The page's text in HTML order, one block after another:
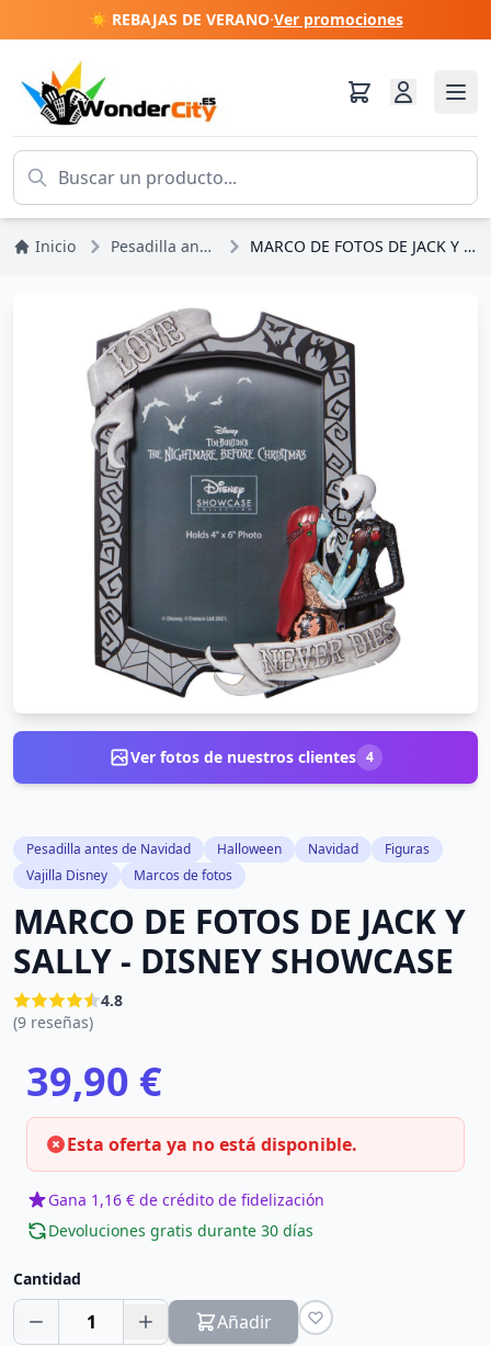
☀️ REBAJAS DE VERANO·Ver promociones
Inicio Pesadilla antes de Navidad MARCO DE FOTOS DE JACK Y SALLY - DISNEY SHOWCASE
Ver fotos de nuestros clientes 4
Pesadilla antes de Navidad Halloween Navidad
Figuras
Vajilla Disney
Marcos de fotos
MARCO DE FOTOS DE JACK Y
SALLY - DISNEY SHOWCASE
4.8
(9 reseñas)
39,90 €
Esta oferta ya no está disponible.
Gana 1,16 € de crédito de fidelización
Devoluciones gratis durante 30 días
Cantidad
1 Añadir